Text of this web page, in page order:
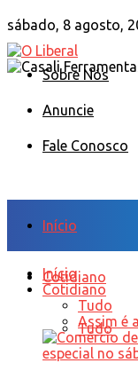
sábado, 8 agosto,
Sobre Nós
Anuncie
Fale Conosco
Início
Cotidiano
Tudo
Início
Cotidiano
Tudo
Assim é